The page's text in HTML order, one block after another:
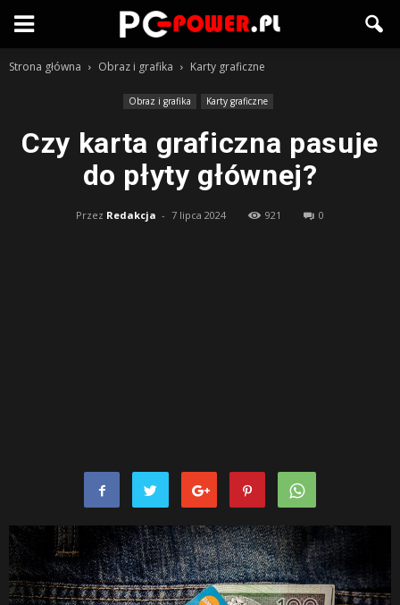
Strona główna Obraz i grafika Karty graficzne
Obraz i grafika Karty graficzne
Czy karta graficzna pasuje
do płyty głównej?
Przez Redakcja - 7 lipca 2024 921 0